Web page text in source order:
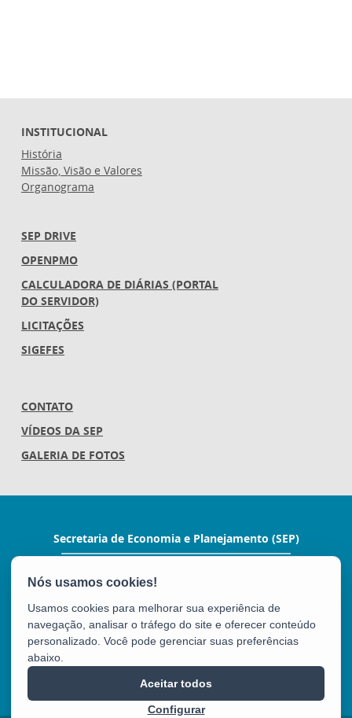
INSTITUCIONAL
História
Missão, Visão e Valores
Organograma
SEP DRIVE
OPENPMO
CALCULADORA DE DIÁRIAS (PORTAL
DO SERVIDOR)
LICITAÇÕES
SIGEFES
CONTATO
VÍDEOS DA SEP
GALERIA DE FOTOS
Secretaria de Economia e Planejamento (SEP)
andar - Barro Vermelho
Tel.: 3636-4253 / 3636-4251
E-mail:gabinete@planejamento.es.gov.br
Usamos cookies para melhorar sua experiência de
navegação, analisar o tráfego do site e oferecer conteúdo
personalizado. Você pode gerenciar suas preferências
abaixo.
Configurar
Aceitar todos